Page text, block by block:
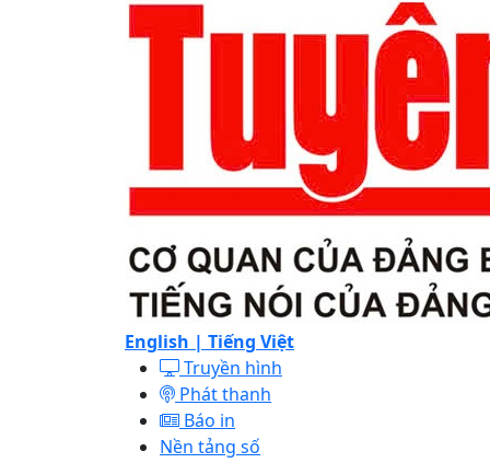
English | Tiếng Việt
Truyền hình
Phát thanh
Báo in
Nền tảng số